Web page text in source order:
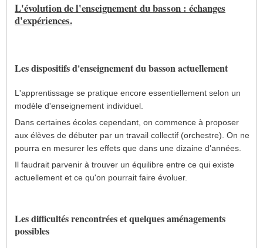
L'évolution de l'enseignement du basson : échanges
d'expériences.
Les dispositifs d'enseignement du basson actuellement
L'apprentissage se pratique encore essentiellement selon un
modèle d'enseignement individuel.
Dans certaines écoles cependant, on commence à proposer
aux élèves de débuter par un travail collectif (orchestre). On ne
pourra en mesurer les effets que dans une dizaine d'années.
Il faudrait parvenir à trouver un équilibre entre ce qui existe
actuellement et ce qu'on pourrait faire évoluer.
Les difficultés rencontrées et quelques aménagements
possibles